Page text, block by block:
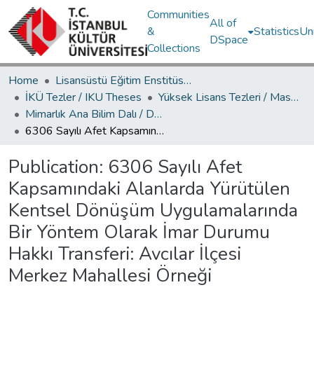
Communities
&
Collections
All of
DSpace
Statistics
Home
Lisansüstü Eğitim Enstitüsü / Postgraduate Education Institute
İKÜ Tezler / IKU Theses
Yüksek Lisans Tezleri / Master's Theses
Mimarlık Ana Bilim Dalı / Department of Architecture
6306 Sayılı Afet Kapsamındaki Alanlarda Yürütülen Kentsel Dönüşüm Uygulamalarında Bir Yöntem Olarak İmar Durumu Hakkı Transferi: Avcılar İlçesi Merkez Mahallesi Örneği
Publication: 6306 Sayılı Afet
Kapsamındaki Alanlarda Yürütülen
Kentsel Dönüşüm Uygulamalarında
Bir Yöntem Olarak İmar Durumu
Hakkı Transferi: Avcılar İlçesi
Merkez Mahallesi Örneği